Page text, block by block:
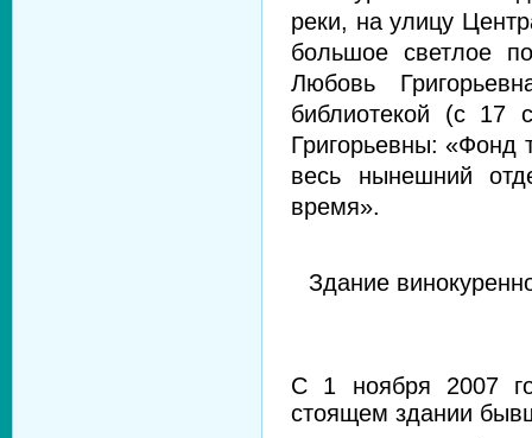
реки, на улицу
большое светлое
Любовь
библиотекой (с 17
Григорьевны: «Фонд
весь нынешний
время».
Здание
С 1 ноября 2007
стоящем здании